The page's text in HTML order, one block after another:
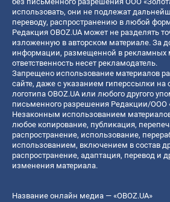
использовать, они не подлежат
переводу, распространению в любой
Редакция OBOZ.UA может не разделять
изложенную в авторском материале. За
информации, размещенной в рекламных
ответственность несет рекламодатель.
Запрещено использование материалов
сайте, даже с указанием гиперссылки на
логотипа OBOZ.UA или любого другого
письменного разрешения Редакции/ООО
Незаконным использованием материалов
любое копирование, публикация,
распространение, использование,
использованием, включением в состав
распространение, адаптация, перевод и
изменения материала.
Название онлайн медиа — «OBOZ.UA»